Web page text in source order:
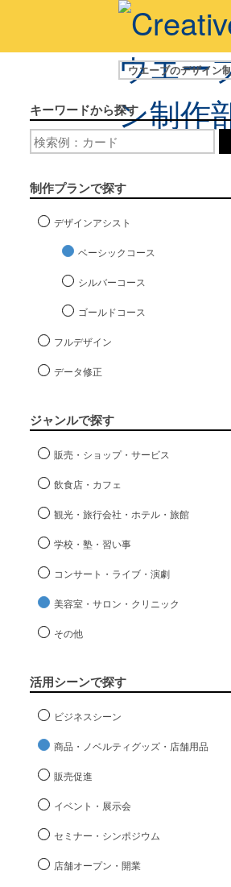
ウエーブのデザイン
キーワードから探す
制作プランで探す
デザインアシスト
ベーシックコース
シルバーコース
ゴールドコース
フルデザイン
データ修正
ジャンルで探す
販売・ショップ・サービス
飲食店・カフェ
観光・旅行会社・ホテル・旅館
学校・塾・習い事
コンサート・ライブ・演劇
美容室・サロン・クリニック
その他
活用シーンで探す
ビジネスシーン
商品・ノベルティグッズ・店舗用品
販売促進
イベント・展示会
セミナー・シンポジウム
店舗オープン・開業